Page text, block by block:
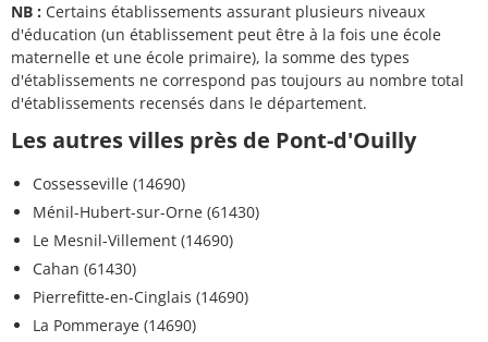
NB : Certains établissements assurant plusieurs niveaux
d'éducation (un établissement peut être à la fois une école
maternelle et une école primaire), la somme des types
d'établissements ne correspond pas toujours au nombre total
d'établissements recensés dans le département.
Les autres villes près de Pont-d'Ouilly
Cossesseville (14690)
Ménil-Hubert-sur-Orne (61430)
Le Mesnil-Villement (14690)
Cahan (61430)
Pierrefitte-en-Cinglais (14690)
La Pommeraye (14690)